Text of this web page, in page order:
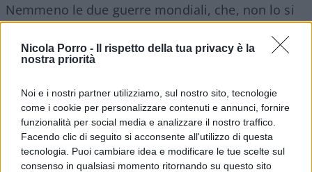
Nicola Porro -
Il rispetto della tua privacy è la
nostra priorità
Noi e i nostri partner utilizziamo, sul nostro sito, tecnologie
come i cookie per personalizzare contenuti e annunci, fornire
funzionalità per social media e analizzare il nostro traffico.
Facendo clic di seguito si acconsente all'utilizzo di questa
tecnologia. Puoi cambiare idea e modificare le tue scelte sul
consenso in qualsiasi momento ritornando su questo sito
Nemmeno le due guerre mondiali, che, non lo si
dimentichi, ebbero una fase precursoria di
qualche anno, vennero percepite come qualcosa
di sconosciuto, gravissimo, letale e dall’incredibile
sempre stata qualche forma di ottimismo, sia a
livello statale che individuale, per cui si pensava
che presto sarebbe finita, con la vittoria di una
delle parti belligeranti e mai come in tempo di